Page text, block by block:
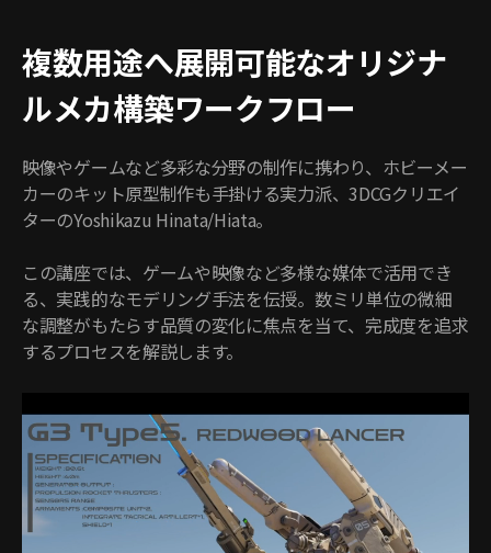
複数用途へ展開可能なオリジナ
ルメカ構築ワークフロー
映像やゲームなど多彩な分野の制作に携わり、ホビーメー
カーのキット原型制作も手掛ける実力派、3DCGクリエイ
ターのYoshikazu Hinata/Hiata。
この講座では、ゲームや映像など多様な媒体で活用でき
る、実践的なモデリング手法を伝授。数ミリ単位の微細
な調整がもたらす品質の変化に焦点を当て、完成度を追求
するプロセスを解説します。